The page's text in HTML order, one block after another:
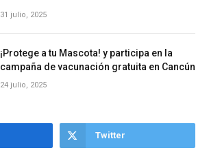
31 julio, 2025
¡Protege a tu Mascota! y participa en la
campaña de vacunación gratuita en Cancún
24 julio, 2025
Twitter